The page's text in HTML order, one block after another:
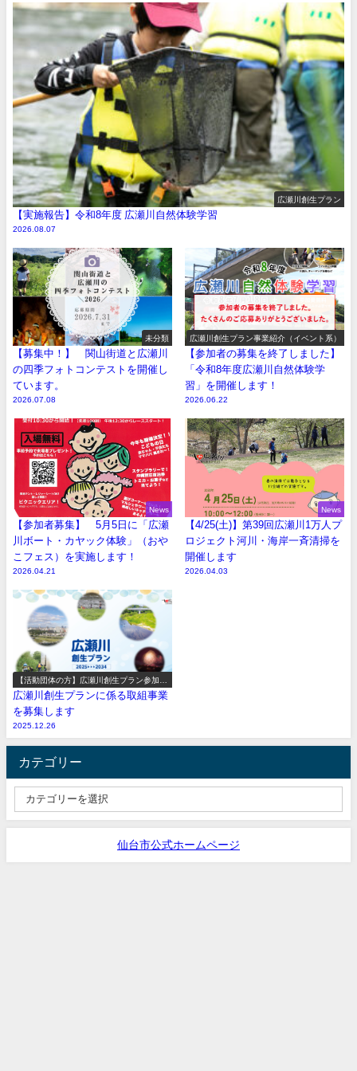
広瀬川創生プラン
【実施報告】令和8年度 広瀬川自然体験学習
2026.08.07
未分類
【募集中！】 関山街道と広瀬川
の四季フォトコンテストを開催し
ています。
2026.07.08
広瀬川創生プラン事業紹介（イベント系）
【参加者の募集を終了しました】
「令和8年度広瀬川自然体験学
習」を開催します！
2026.06.22
News
【参加者募集】 5月5日に「広瀬
川ボート・カヤック体験」（おや
こフェス）を実施します！
2026.04.21
News
【4/25(土)】第39回広瀬川1万人プ
ロジェクト河川・海岸一斉清掃を
開催します
2026.04.03
【活動団体の方】広瀬川創生プラン参加事
業の募集
広瀬川創生プランに係る取組事業
を募集します
2025.12.26
カテゴリー
仙台市公式ホームページ